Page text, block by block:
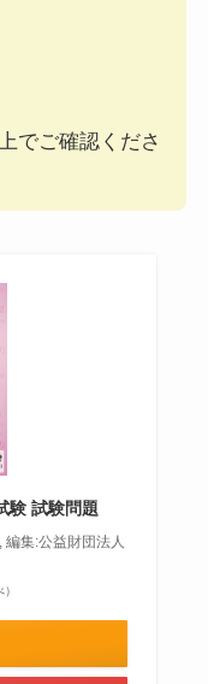
でご確認くださ
験 試験問題
集:公益財団法人